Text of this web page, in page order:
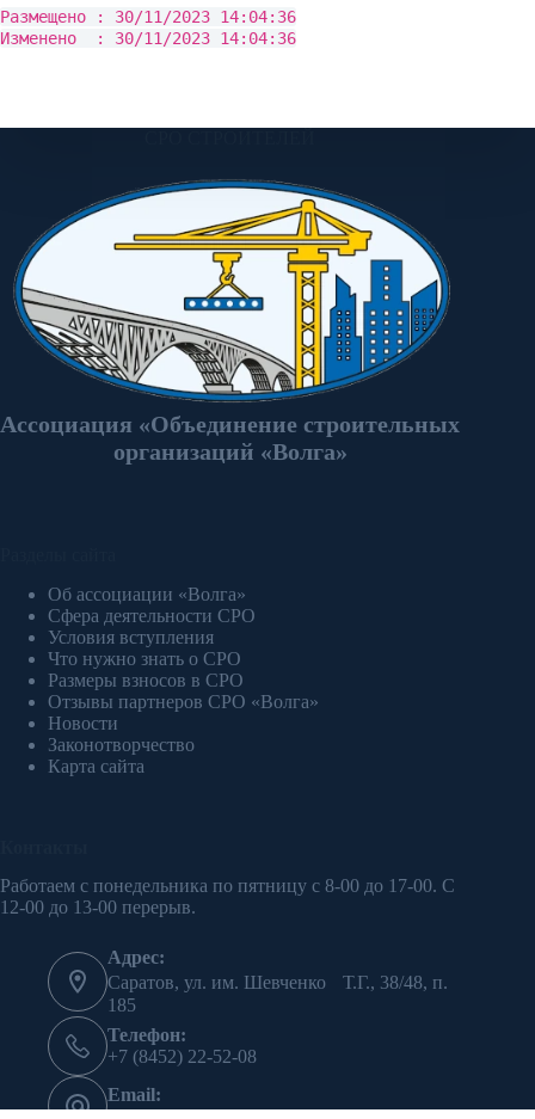
Размещено : 30/11/2023 14:04:36
Изменено : 30/11/2023 14:04:36
Ассоциация «Объединение строительных
организаций «Волга»
Об ассоциации «Волга»
Сфера деятельности СРО
Условия вступления
Что нужно знать о СРО
Размеры взносов в СРО
Отзывы партнеров СРО «Волга»
Новости
Законотворчество
Карта сайта
Работаем с понедельника по пятницу с 8-00 до 17-00. С
12-00 до 13-00 перерыв.
Адрес:
Саратов, ул. им. Шевченко Т.Г., 38/48, п.
185
Телефон:
+7 (8452) 22-52-08
Email: